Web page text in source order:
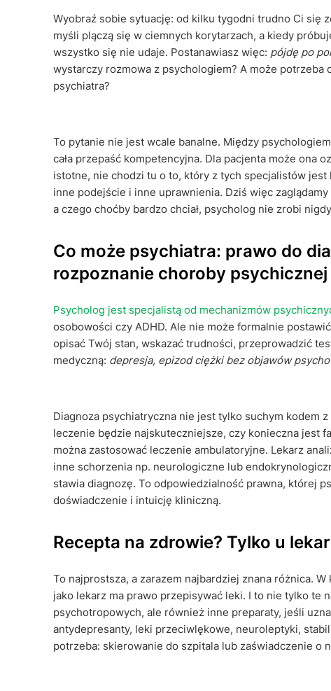
Wyobraź sobie sytuację: od kilku tygodni trudno Ci się
myśli plączą się w ciemnych korytarzach, a kiedy
wszystko się nie udaje. Postanawiasz więc: pójdę po
wystarczy rozmowa z psychologiem? A może potrzeba
psychiatra?
To pytanie nie jest wcale banalne. Między
cała przepaść kompetencyjna. Dla pacjenta może ona
istotne, nie chodzi tu o to, który z tych specjalistów
inne podejście i inne uprawnienia. Dziś więc
a czego choćby bardzo chciał, psycholog nie zrobi
Co może psychiatra: prawo do
rozpoznanie choroby psychicznej
Psycholog jest specjalistą od mechanizmów
osobowości czy ADHD. Ale nie może formalnie
opisać Twój stan, wskazać trudności, przeprowadzić
medyczną: depresja, epizod ciężki bez objawów
Diagnoza psychiatryczna nie jest tylko suchym kodem
leczenie będzie najskuteczniejsze, czy konieczna jest
można zastosować leczenie ambulatoryjne. Lekarz
inne schorzenia np. neurologiczne lub
stawia diagnozę. To odpowiedzialność prawna, której
doświadczenie i intuicję kliniczną.
Recepta na zdrowie? Tylko u
To najprostsza, a zarazem najbardziej znana różnica.
jako lekarz ma prawo przepisywać leki. I to nie tylko te
psychotropowych, ale również inne preparaty, jeśli
antydepresanty, leki przeciwlękowe, neuroleptyki,
potrzeba: skierowanie do szpitala lub zaświadczenie o